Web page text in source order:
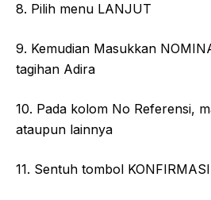
8. Pilih menu LANJUT
9. Kemudian Masukkan
tagihan Adira
10. Pada kolom No Referensi,
ataupun lainnya
11. Sentuh tombol KONFIRMASI